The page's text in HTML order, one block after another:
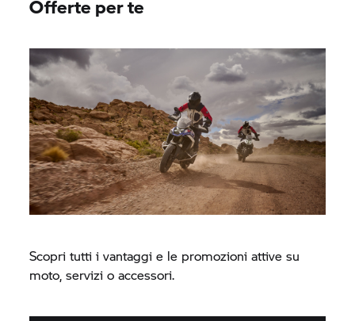
Offerte per te
Scopri tutti i vantaggi e le promozioni attive su
moto, servizi o accessori.